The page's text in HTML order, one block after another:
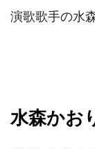
演歌歌手の水
水森かお